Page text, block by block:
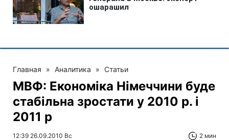
Главная » Аналитика » Статьи
МВФ: Економіка Німеччини буде
стабільна зростати у 2010 р. і
2011 р
12:39 26.09.2010 Вс 2 мин